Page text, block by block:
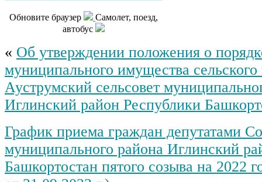
Обновите браузер
Самолет, поезд,
автобус
« Об утверждении положения о
муниципального имущества сельского
Ауструмский сельсовет
Иглинский район Республики
График приема граждан депутатами
муниципального района Иглинский
Башкортостан пятого созыва на 2022